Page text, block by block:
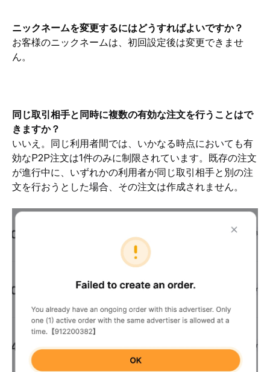
ニックネームを変更するにはどうすればよいですか？
お客様のニックネームは、初回設定後は変更できませ
ん。
同じ取引相手と同時に複数の有効な注文を行うことはで
きますか？
いいえ。同じ利用者間では、いかなる時点においても有
効なP2P注文は1件のみに制限されています。既存の注文
が進行中に、いずれかの利用者が同じ取引相手と別の注
文を行おうとした場合、その注文は作成されません。